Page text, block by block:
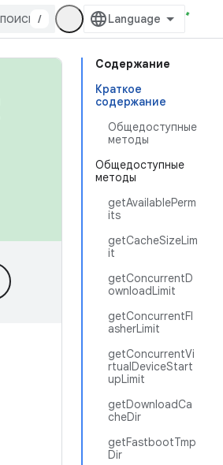
/
Содержание
Краткое
содержание
Общедоступные
методы
Общедоступные
методы
getAvailablePerm
its
getCacheSizeLim
it
getConcurrentD
ownloadLimit
getConcurrentFl
asherLimit
getConcurrentVi
rtualDeviceStart
upLimit
getDownloadCa
cheDir
getFastbootTmp
Dir